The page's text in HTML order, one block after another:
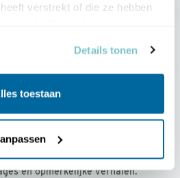
verstrekt of die ze hebben
Details tonen
toestaan
voor € 36,00 per jaar
voor onze leden, met
en opmerkelijke verhalen.